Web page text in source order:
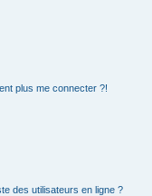
plus me connecter ?!
des utilisateurs en ligne ?